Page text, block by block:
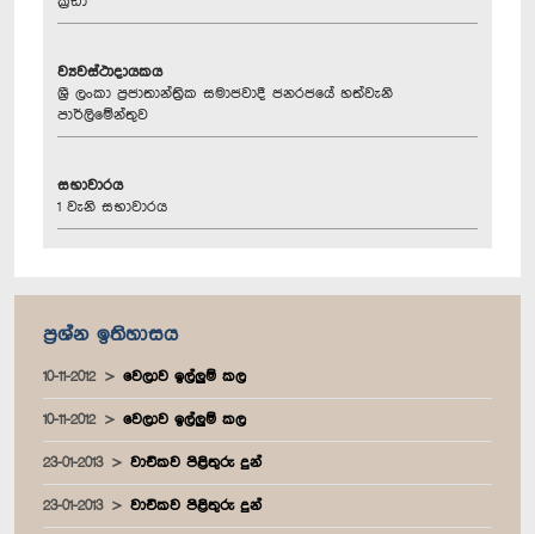
ව්‍යවස්ථාදායකය
ශ්‍රී ලංකා ප්‍රජාතාන්ත්‍රික සමාජවාදී ජනරජයේ හත්වැනි
පාර්ලිමේන්තුව
සභාවාරය
1 වැනි සභාවාරය
ප්‍රශ්න ඉතිහාසය
10-11-2012 වෙලාව ඉල්ලුම් කල
10-11-2012 වෙලාව ඉල්ලුම් කල
23-01-2013 වාචිකව පිළිතුරු දුන්
23-01-2013 වාචිකව පිළිතුරු දුන්